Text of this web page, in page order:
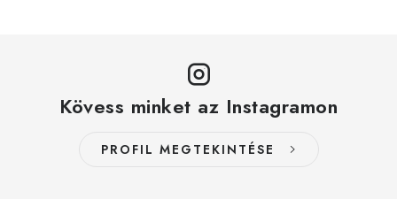
Kövess minket az Instagramon
PROFIL MEGTEKINTÉSE